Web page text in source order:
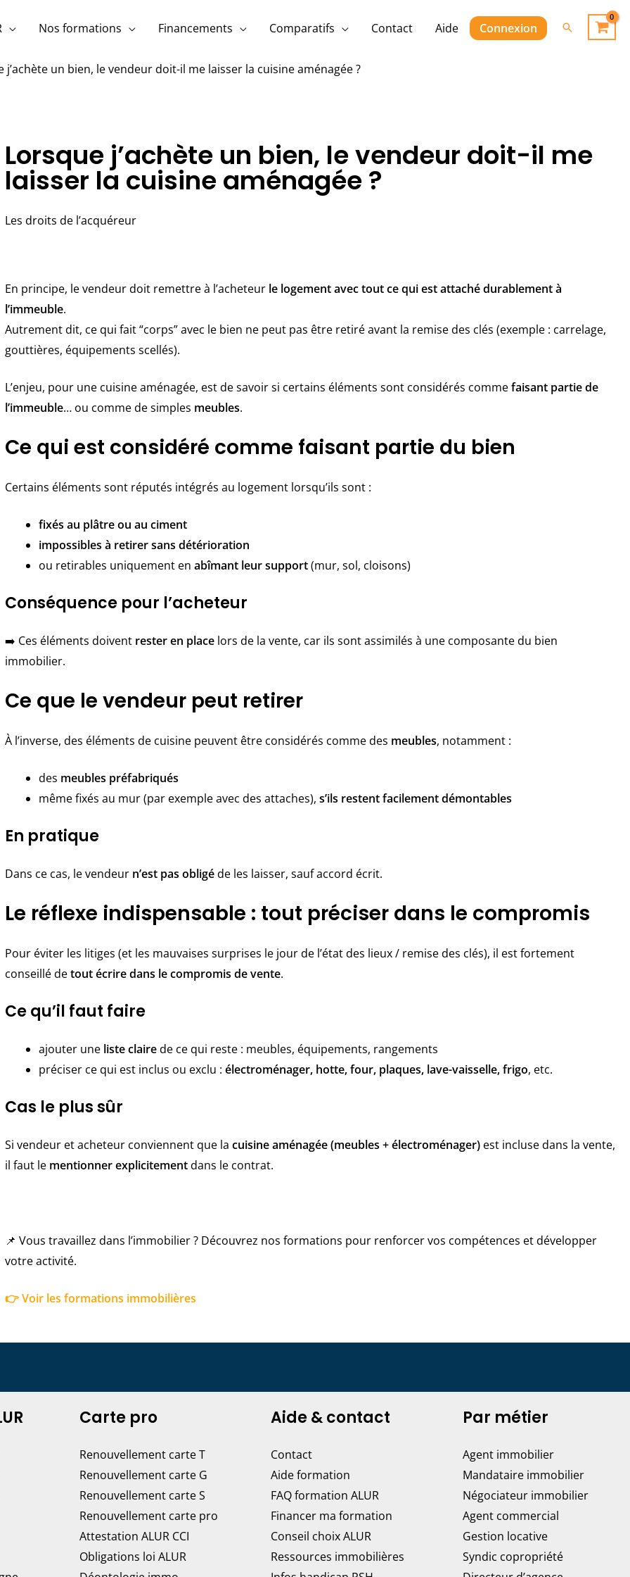
Nos formations Financements Comparatifs Contact Aide Connexion Rechercher
j’achète un bien, le vendeur doit-il me laisser la cuisine aménagée ?
Lorsque j’achète un bien, le vendeur doit-il me
laisser la cuisine aménagée ?
Les droits de l’acquéreur
En principe, le vendeur doit remettre à l’acheteur le logement avec tout ce qui est attaché durablement à
l’immeuble.
Autrement dit, ce qui fait “corps” avec le bien ne peut pas être retiré avant la remise des clés (exemple : carrelage,
gouttières, équipements scellés).
L’enjeu, pour une cuisine aménagée, est de savoir si certains éléments sont considérés commefaisant partie de
l’immeuble… ou comme de simples meubles.
Ce qui est considéré comme faisant partie du bien
Certains éléments sont réputés intégrés au logement lorsqu’ils sont :
fixés au plâtre ou au ciment
impossibles à retirer sans détérioration
ou retirables uniquement en abîmant leur support(mur, sol, cloisons)
Conséquence pour l’acheteur
➡️ Ces éléments doivent rester en placelors de la vente, car ils sont assimilés à une composante du bien
immobilier.
Ce que le vendeur peut retirer
À l’inverse, des éléments de cuisine peuvent être considérés comme des meubles, notamment :
des meubles préfabriqués
même fixés au mur (par exemple avec des attaches), s’ils restent facilement démontables
En pratique
Dans ce cas, le vendeur n’est pas obligéde les laisser, sauf accord écrit.
Le réflexe indispensable : tout préciser dans le compromis
Pour éviter les litiges (et les mauvaises surprises le jour de l’état des lieux / remise des clés), il est fortement
conseillé detout écrire dans le compromis de vente.
Ce qu’il faut faire
ajouter une liste clairede ce qui reste : meubles, équipements, rangements
préciser ce qui est inclus ou exclu : électroménager, hotte, four, plaques, lave-vaisselle, frigo, etc.
Cas le plus sûr
Si vendeur et acheteur conviennent que la cuisine aménagée (meubles + électroménager)est incluse dans la vente,
il faut le mentionner explicitementdans le contrat.
📌 Vous travaillez dans l’immobilier ? Découvrez nos formations pour renforcer vos compétences et développer
votre activité.
👉 Voir les formations immobilières
Carte pro
Renouvellement carte T
Renouvellement carte G
Renouvellement carte S
Renouvellement carte pro
Attestation ALUR CCI
Obligations loi ALUR
Aide & contact
Contact
Aide formation
FAQ formation ALUR
Financer ma formation
Conseil choix ALUR
Ressources immobilières
Par métier
Agent immobilier
Mandataire immobilier
Négociateur immobilier
Agent commercial
Gestion locative
Syndic copropriété